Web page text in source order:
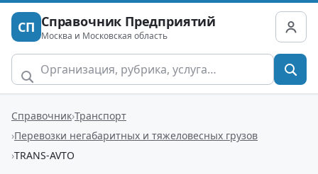
СП Справочник Предприятий
Москва и Московская область
Справочник Транспорт
Перевозки негабаритных и тяжеловесных грузов
TRANS-AVTO